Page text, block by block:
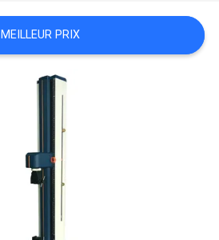
MEILLEUR PRIX